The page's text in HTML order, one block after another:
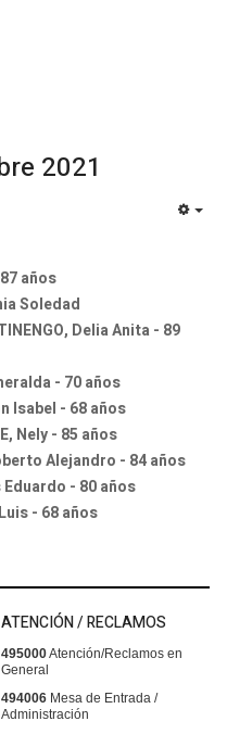
2021
años
Soledad
Delia Anita - 89
- 70 años
Isabel - 68 años
Nely - 85 años
Alejandro - 84 años
Eduardo - 80 años
- 68 años
ATENCIÓN / RECLAMOS
495000Atención/Reclamos en
General
494006 Mesa de Entrada /
Administración